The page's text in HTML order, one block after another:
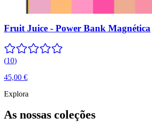
Fruit Juice - Power Bank Magnética
(10)
45,00 €
Explora
As nossas coleções